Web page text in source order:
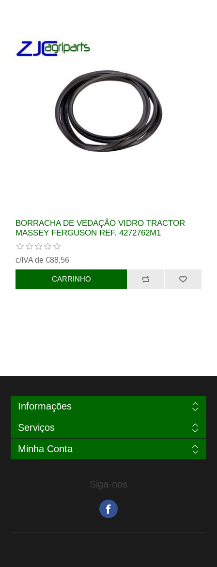
BORRACHA DE VEDAÇÃO VIDRO TRACTOR
MASSEY FERGUSON REF. 4272762M1
c/IVA de €88,56
Informações
Serviços
Minha Conta
Siga-nos